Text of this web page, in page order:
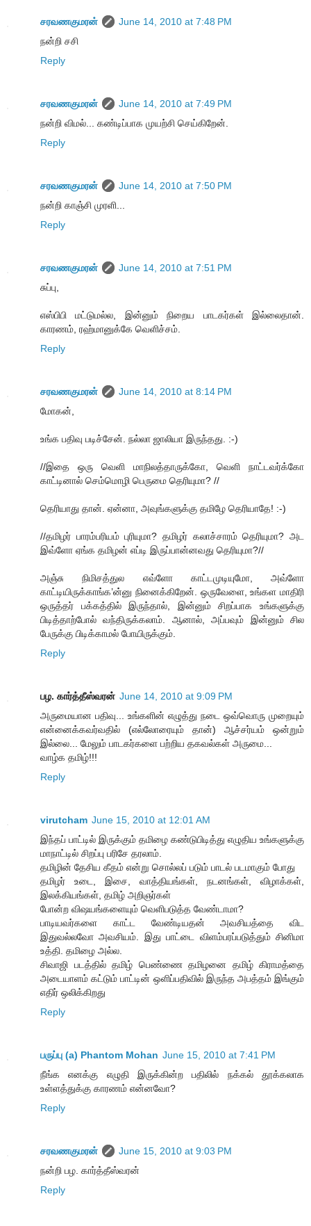
சரவணகுமரன்
June 14, 2010 at 7:48 PM
நன்றி சசி
Reply
சரவணகுமரன்
June 14, 2010 at 7:49 PM
நன்றி விமல்... கண்டிப்பாக முயற்சி செய்கிறேன்.
Reply
சரவணகுமரன்
June 14, 2010 at 7:50 PM
நன்றி காஞ்சி முரளி...
Reply
சரவணகுமரன்
June 14, 2010 at 7:51 PM
சுப்பு,
எஸ்பிபி மட்டுமல்ல, இன்னும் நிறைய பாடகர்கள் இல்லைதான்.
காரணம், ரஹ்மானுக்கே வெளிச்சம்.
Reply
சரவணகுமரன்
June 14, 2010 at 8:14 PM
மோகன்,
உங்க பதிவு படிச்சேன். நல்லா ஜாலியா இருந்தது. :-)
//இதை ஒரு வெளி மாநிலத்தாருக்கோ, வெளி நாட்டவர்க்கோ
காட்டினால் செம்மொழி பெருமை தெரியுமா? //
தெரியாது தான். ஏன்னா, அவுங்களுக்கு தமிழே தெரியாதே! :-)
//தமிழர் பாரம்பரியம் புரியுமா? தமிழர் கலாச்சாரம் தெரியுமா? அட
இவ்ளோ ஏங்க தமிழன் எப்டி இருப்பான்னவது தெரியுமா?//
அஞ்சு நிமிசத்துல எவ்ளோ காட்டமுடியுமோ, அவ்ளோ
காட்டியிருக்காங்க’ன்னு நினைக்கிறேன். ஒருவேளை, உங்கள மாதிரி
ஒருத்தர் பக்கத்தில் இருந்தால், இன்னும் சிறப்பாக உங்களுக்கு
பிடித்தாற்போல் வந்திருக்கலாம். ஆனால், அப்பவும் இன்னும் சில
பேருக்கு பிடிக்காமல் போயிருக்கும்.
Reply
பழ. கார்த்தீஸ்வரன் June 14, 2010 at 9:09 PM
அருமையான பதிவு... உங்களின் எழுத்து நடை ஒவ்வொரு முறையும்
என்னைக்கவர்வதில் (எல்லோரையும் தான்) ஆச்சர்யம் ஒன்றும்
இல்லை... மேலும் பாடகர்களை பற்றிய தகவல்கள் அருமை...
வாழ்க தமிழ்!!!
Reply
virutcham June 15, 2010 at 12:01 AM
இந்தப் பாட்டில் இருக்கும் தமிழை கண்டுபிடித்து எழுதிய உங்களுக்கு
மாநாட்டில் சிறப்பு பரிசே தரலாம்.
தமிழின் தேசிய கீதம் என்று சொல்லப் படும் பாடல் படமாகும் போது
தமிழர் உடை, இசை, வாத்தியங்கள், நடனங்கள், விழாக்கள்,
இலக்கியங்கள், தமிழ் அறிஞர்கள்
போன்ற விஷயங்களையும் வெளிபடுத்த வேண்டாமா?
பாடியவர்களை காட்ட வேண்டியதன் அவசியத்தை விட
இதுவல்லவோ அவசியம். இது பாட்டை விளம்பரப்படுத்தும் சினிமா
உத்தி. தமிழை அல்ல.
சிவாஜி படத்தில் தமிழ் பெண்ணை தமிழனை தமிழ் கிராமத்தை
அடையாளம் கட்டும் பாட்டின் ஒளிப்பதிவில் இருந்த அபத்தம் இங்கும்
எதிர் ஒலிக்கிறது
Reply
பருப்பு (a) Phantom Mohan June 15, 2010 at 7:41 PM
நீங்க எனக்கு எழுதி இருக்கின்ற பதிலில் நக்கல் தூக்கலாக
உள்ளத்துக்கு காரணம் என்னவோ?
Reply
சரவணகுமரன்
June 15, 2010 at 9:03 PM
நன்றி பழ. கார்த்தீஸ்வரன்
Reply